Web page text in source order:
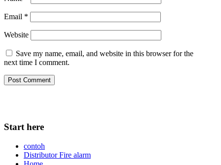
Start here
contoh
Distributor Fire alarm
Email *
Website
Save my name, email, and website in this browser for the
next time I comment.